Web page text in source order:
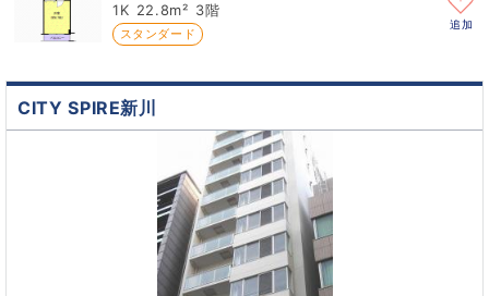
1K 22.8m² 3階
スタンダード
追加
CITY SPIRE新川